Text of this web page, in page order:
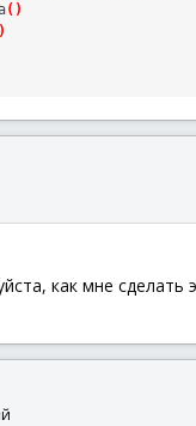
( )
)
как мне сделать